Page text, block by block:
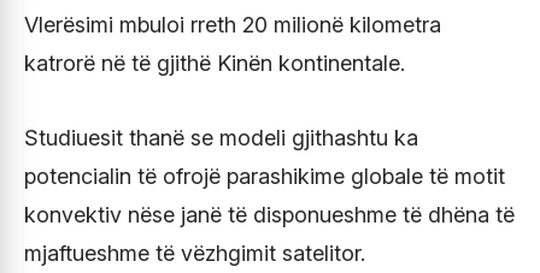
Vlerësimi mbuloi rreth 20 milionë kilometra
katrorë në të gjithë Kinën kontinentale.
Studiuesit thanë se modeli gjithashtu ka
potencialin të ofrojë parashikime globale të motit
konvektiv nëse janë të disponueshme të dhëna të
mjaftueshme të vëzhgimit satelitor.